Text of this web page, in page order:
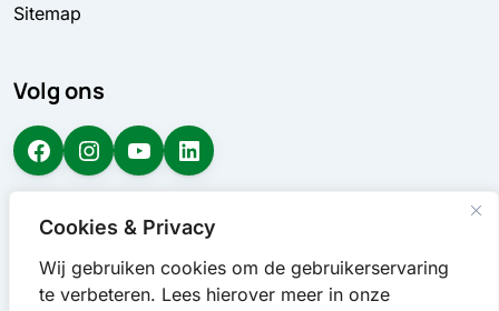
Cookies & Privacy
Wij gebruiken cookies om de gebruikerservaring
te verbeteren. Lees hierover meer in onze
Sitemap
Volg ons
Facebook Instagram YouTube LinkedIn